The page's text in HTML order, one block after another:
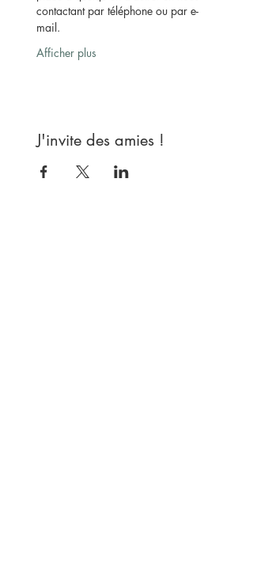
contactant par téléphone ou par e-
mail.
Afficher plus
J'invite des amies !